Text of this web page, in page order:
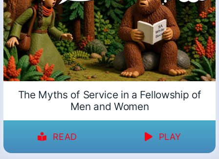
The Myths of Service in a Fellowship of
Men and Women
READ PLAY